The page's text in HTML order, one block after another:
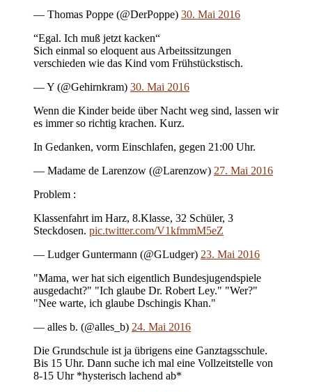
— Thomas Poppe (@DerPoppe) 30. Mai 2016
“Egal. Ich muß jetzt kacken“
Sich einmal so eloquent aus Arbeitssitzungen
verschieden wie das Kind vom Frühstückstisch.
— Y (@Gehirnkram) 30. Mai 2016
Wenn die Kinder beide über Nacht weg sind, lassen wir
es immer so richtig krachen. Kurz.
In Gedanken, vorm Einschlafen, gegen 21:00 Uhr.
— Madame de Larenzow (@Larenzow) 27. Mai 2016
Problem :
Klassenfahrt im Harz, 8.Klasse, 32 Schüler, 3
Steckdosen. pic.twitter.com/V1kfmmM5eZ
— Ludger Guntermann (@GLudger) 23. Mai 2016
"Mama, wer hat sich eigentlich Bundesjugendspiele
ausgedacht?" "Ich glaube Dr. Robert Ley." "Wer?"
"Nee warte, ich glaube Dschingis Khan."
— alles b. (@alles_b) 24. Mai 2016
Die Grundschule ist ja übrigens eine Ganztagsschule.
Bis 15 Uhr. Dann suche ich mal eine Vollzeitstelle von
8-15 Uhr *hysterisch lachend ab*